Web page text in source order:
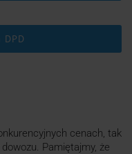
cenach, tak
Pamiętajmy, że